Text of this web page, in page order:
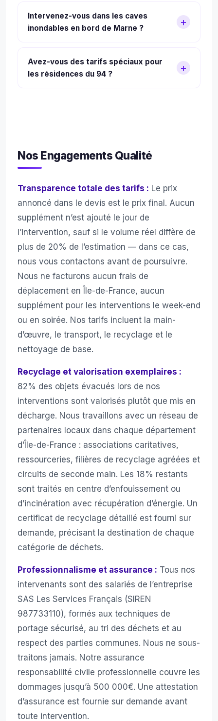
démarrent à 200€. Nous gérons les
accès difficiles (escaliers étroits,
valeur de vos meubles et objets lors de
la visite à Boissy Saint Leger. Le
directement du devis de débarras, ce
qui réduit votre facture finale.
Intervenez-vous dans les caves
inondables en bord de Marne ?
caves en zone inondable du 94.
Avez-vous des tarifs spéciaux pour
les résidences du 94 ?
Nos Engagements Qualité
Transparence totale des tarifs : Le prix
annoncé dans le devis est le prix final. Aucun
supplément n’est ajouté le jour de
l’intervention, sauf si le volume réel diffère de
plus de 20% de l’estimation — dans ce cas,
nous vous contactons avant de poursuivre.
Nous ne facturons aucun frais de
déplacement en Île-de-France, aucun
supplément pour les interventions le week-end
ou en soirée. Nos tarifs incluent la main-
d’œuvre, le transport, le recyclage et le
nettoyage de base.
Recyclage et valorisation exemplaires :
82% des objets évacués lors de nos
interventions sont valorisés plutôt que mis en
décharge. Nous travaillons avec un réseau de
partenaires locaux dans chaque département
d’Île-de-France : associations caritatives,
ressourceries, filières de recyclage agréées et
circuits de seconde main. Les 18% restants
sont traités en centre d’enfouissement ou
d’incinération avec récupération d’énergie. Un
certificat de recyclage détaillé est fourni sur
demande, précisant la destination de chaque
catégorie de déchets.
Professionnalisme et assurance : Tous nos
intervenants sont des salariés de l’entreprise
SAS Les Services Français (SIREN
987733110), formés aux techniques de
portage sécurisé, au tri des déchets et au
respect des parties communes. Nous ne sous-
traitons jamais. Notre assurance
responsabilité civile professionnelle couvre les
dommages jusqu’à 500 000€. Une attestation
d’assurance est fournie sur demande avant
toute intervention.